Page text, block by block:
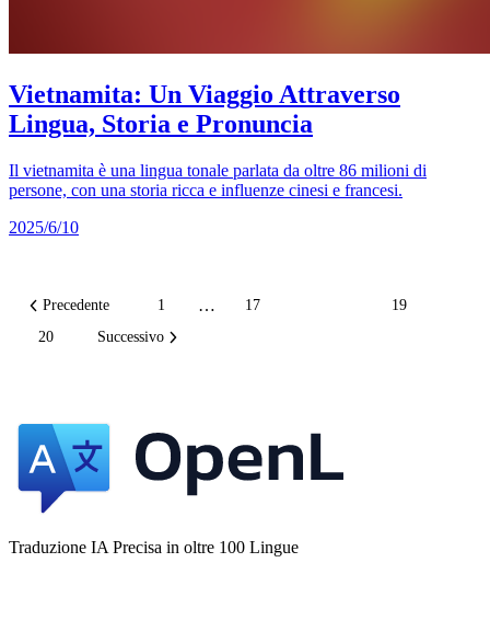
Vietnamita: Un Viaggio Attraverso
Lingua, Storia e Pronuncia
Il vietnamita è una lingua tonale parlata da oltre 86 milioni di
persone, con una storia ricca e influenze cinesi e francesi.
2025/6/10
Precedente 1 … 17
19
20
Successivo
Traduzione IA Precisa in oltre 100 Lingue